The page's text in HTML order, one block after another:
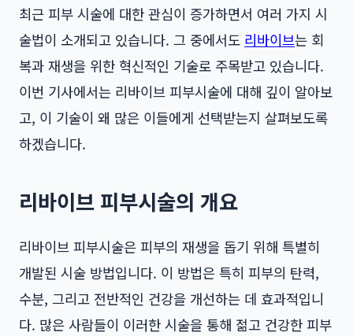
최근 피부 시술에 대한 관심이 증가하면서 여러 가지 시
술법이 소개되고 있습니다. 그 중에서도 리바이브는 회
복과 재생을 위한 혁신적인 기술로 주목받고 있습니다.
이번 기사에서는 리바이브 피부시술에 대해 깊이 알아보
고, 이 기술이 왜 많은 이들에게 선택받는지 살펴보도록
하겠습니다.
리바이브 피부시술의 개요
리바이브 피부시술은 피부의 재생을 돕기 위해 특별히
개발된 시술 방법입니다. 이 방법은 특히 피부의 탄력,
수분, 그리고 전반적인 건강을 개선하는 데 효과적입니
다. 많은 사람들이 이러한 시술을 통해 젊고 건강한 피부